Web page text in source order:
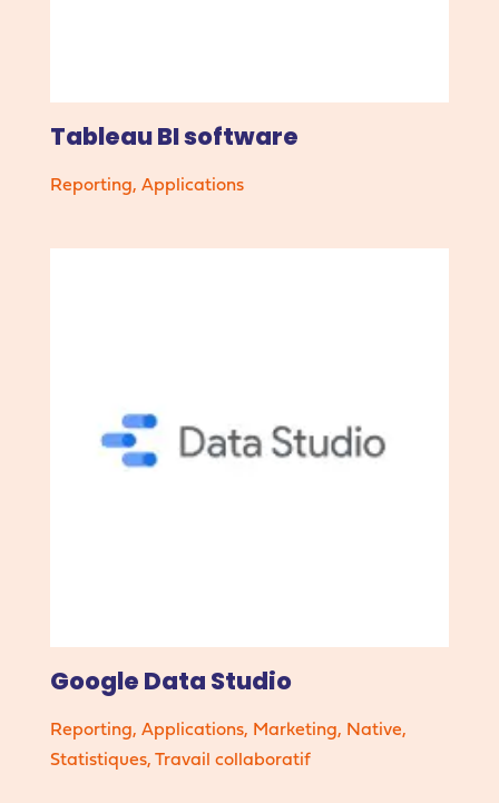
Tableau BI software
Reporting, Applications
Google Data Studio
Reporting, Applications, Marketing, Native,
Statistiques, Travail collaboratif